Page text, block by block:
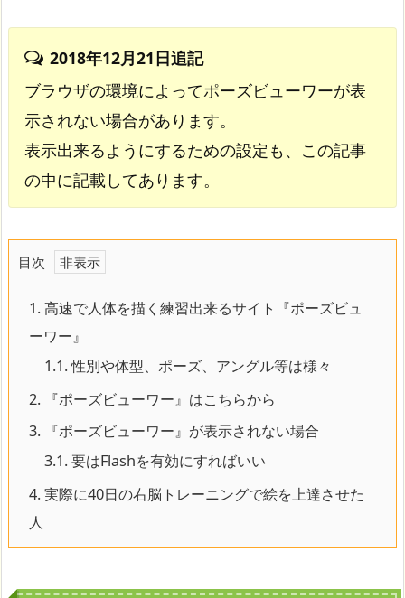
2018年12月21日追記
ブラウザの環境によってポーズビューワーが表
示されない場合があります。
表示出来るようにするための設定も、この記事
の中に記載してあります。
目次
1. 高速で人体を描く練習出来るサイト『ポーズビュ
ーワー』
1.1.性別や体型、ポーズ、アングル等は様々
2. 『ポーズビューワー』はこちらから
3. 『ポーズビューワー』が表示されない場合
3.1. 要はFlashを有効にすればいい
4. 実際に40日の右脳トレーニングで絵を上達させた
人